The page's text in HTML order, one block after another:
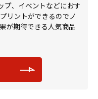
プ、イベントなどにおす
リントができるのでノ
が期待できる人気商品